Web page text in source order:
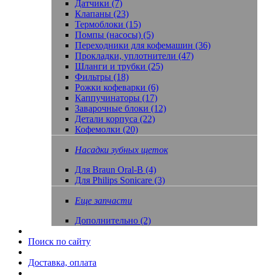
Датчики (7)
Клапаны (23)
Термоблоки (15)
Помпы (насосы) (5)
Переходники для кофемашин (36)
Прокладки, уплотнители (47)
Шланги и трубки (25)
Фильтры (18)
Рожки кофеварки (6)
Каппучинаторы (17)
Заварочные блоки (12)
Детали корпуса (22)
Кофемолки (20)
Насадки зубных щеток
Для Braun Oral-B (4)
Для Philips Sonicare (3)
Еще запчасти
Дополнительно (2)
Поиск по сайту
Доставка, оплата